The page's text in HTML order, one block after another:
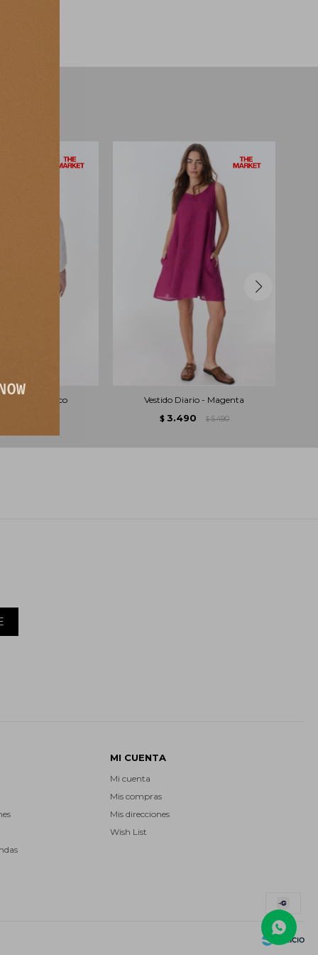
- Blanco Vestido Diario - Magenta
$ 3.490 $ 5.490
MI CUENTA
Mi cuenta
Mis compras
Mis direcciones
Wish List